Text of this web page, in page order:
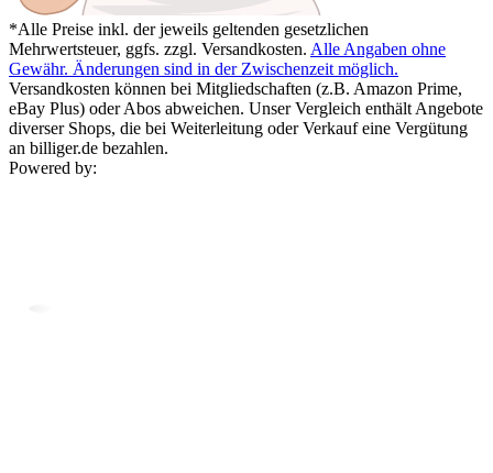
*Alle Preise inkl. der jeweils geltenden gesetzlichen
Mehrwertsteuer, ggfs. zzgl. Versandkosten. Alle Angaben ohne
Gewähr. Änderungen sind in der Zwischenzeit möglich.
Versandkosten können bei Mitgliedschaften (z.B. Amazon Prime,
eBay Plus) oder Abos abweichen. Unser Vergleich enthält Angebote
diverser Shops, die bei Weiterleitung oder Verkauf eine Vergütung
an billiger.de bezahlen.
Powered by: